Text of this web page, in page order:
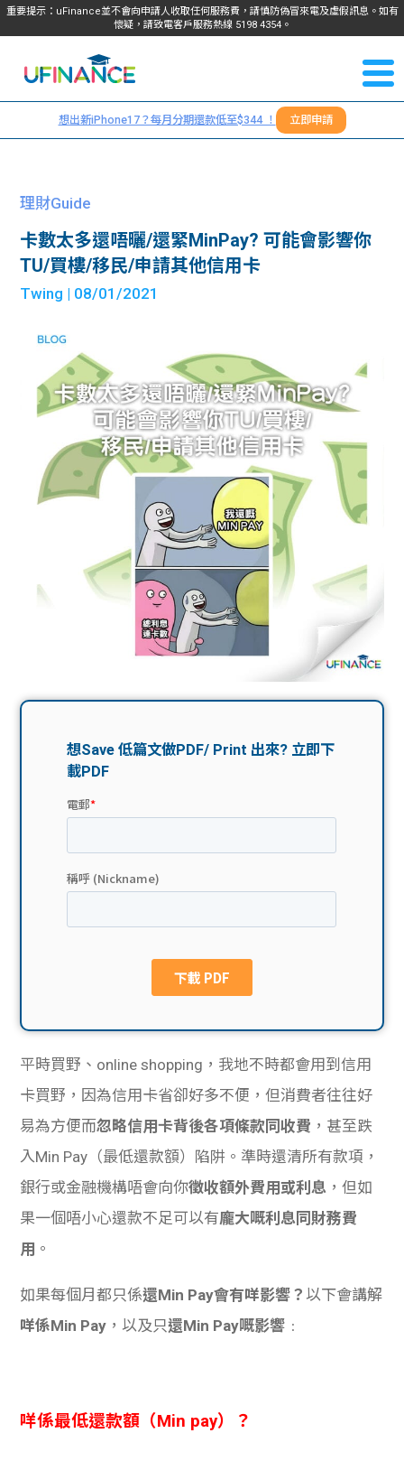
重要提示：uFinance並不會向申請人收取任何服務費，請慎防偽冒來電及虛假訊息。如有
懷疑，請致電客戶服務熱線 5198 4354。
我們
服務
學生
貸款
計算
機
學生
故事
分享
大學
貸款
網上
私人
貸款
計數
機
學生
Blog
大專
生筍
工推
介
搵工
Gui
ge
校園
Gui
理財
Gui
de
學生
101
常見
問題
學生
福利
uFina
nce
校園
聯絡
我們
們
＋
想出新iPhone17？每月分期還款低至$344 ！ 立即申請
理財Guide
卡數太多還唔曬/還緊MinPay? 可能會影響你
TU/買樓/移民/申請其他信用卡
Twing | 08/01/2021
平時買野、online shopping，我地不時都會用到信用
卡買野，因為信用卡省卻好多不便，但消費者往往好
易為方便而忽略信用卡背後各項條款同收費 ，甚至跌
入Min Pay（最低還款額）陷阱。準時還清所有款項，
銀行或金融機構唔會向你徵收額外費用或利息 ，但如
果一個唔小心還款不足可以有龐大嘅利息同財務費
用 。
如果每個月都只係還Min Pay會有咩影響？ 以下會講解
咩係Min Pay ，以及只還Min Pay嘅影響 ﹕
咩係最低還款額（Min pay）？